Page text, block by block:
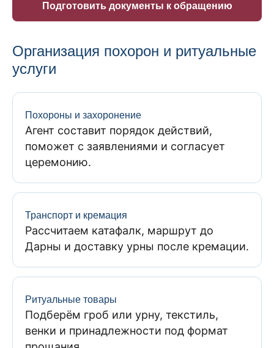
Подготовить документы к обращению
Организация похорон и ритуальные
услуги
Похороны и захоронение
Агент составит порядок действий,
поможет с заявлениями и согласует
церемонию.
Транспорт и кремация
Рассчитаем катафалк, маршрут до
Дарны и доставку урны после кремации.
Ритуальные товары
Подберём гроб или урну, текстиль,
венки и принадлежности под формат